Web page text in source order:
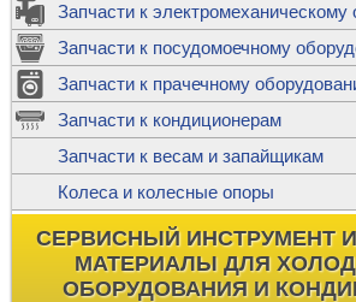
Запчасти к
Запчасти к посудомоечному
Запчасти к прачечному
Запчасти к кондиционерам
Запчасти к весам и запайщикам
Колеса и колесные опоры
СЕРВИСНЫЙ ИНСТРУМЕНТ
МАТЕРИАЛЫ ДЛЯ
ОБОРУДОВАНИЯ И